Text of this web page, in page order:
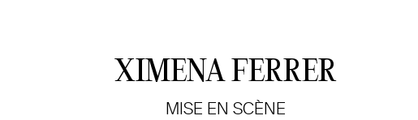
XIMENA FERRER
MISE EN SCÈNE